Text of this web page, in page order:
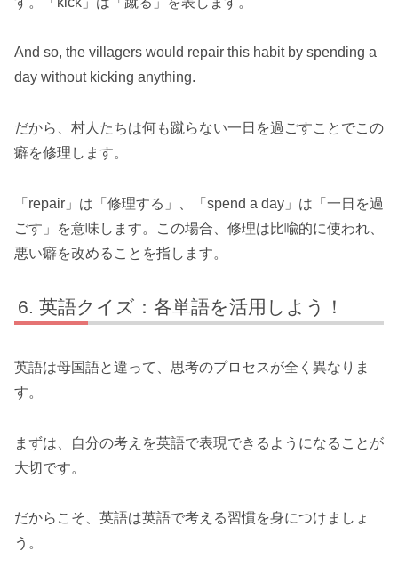
And so, the villagers would repair this habit by spending a
day without kicking anything.
だから、村人たちは何も蹴らない一日を過ごすことでこの
癖を修理します。
「repair」は「修理する」、「spend a day」は「一日を過
ごす」を意味します。この場合、修理は比喩的に使われ、
悪い癖を改めることを指します。
英語クイズ：各単語を活用しよう！
英語は母国語と違って、思考のプロセスが全く異なりま
す。
まずは、自分の考えを英語で表現できるようになることが
大切です。
だからこそ、英語は英語で考える習慣を身につけましょ
う。